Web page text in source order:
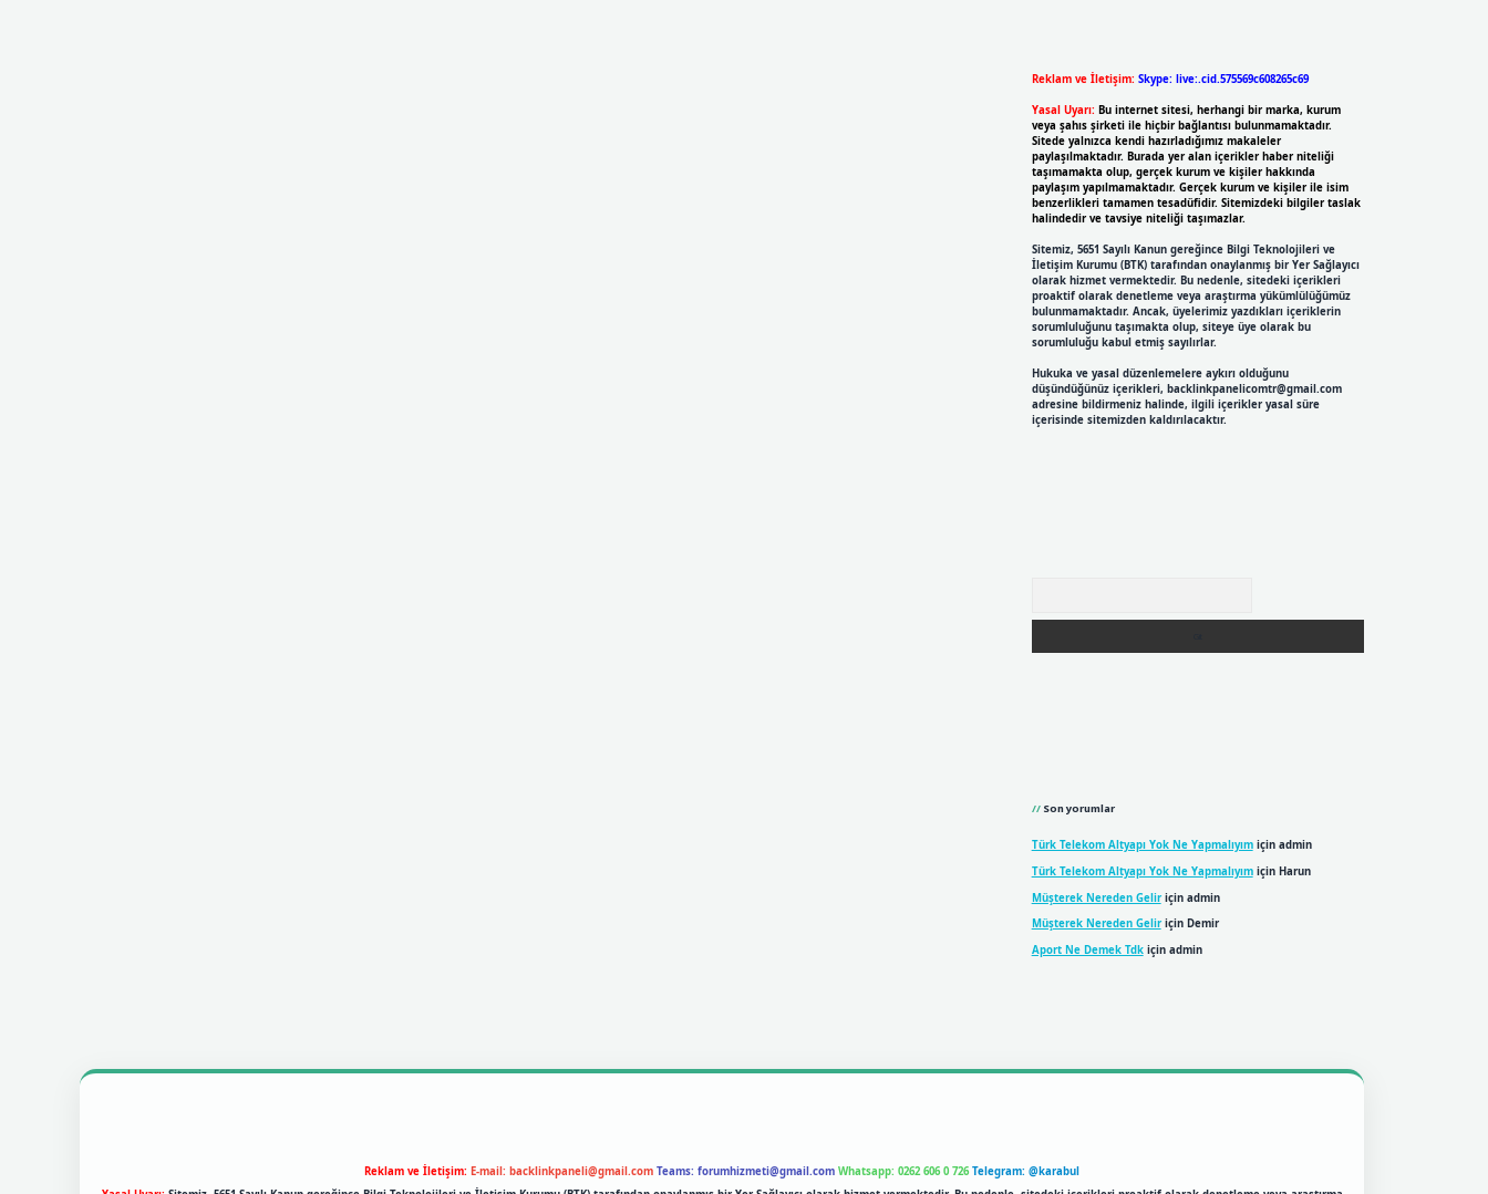
Reklam ve İletişim: Skype: live:.cid.575569c608265c69
Yasal Uyarı: Bu internet sitesi, herhangi bir marka, kurum
veya şahıs şirketi ile hiçbir bağlantısı bulunmamaktadır.
Sitede yalnızca kendi hazırladığımız makaleler
paylaşılmaktadır. Burada yer alan içerikler haber niteliği
taşımamakta olup, gerçek kurum ve kişiler hakkında
paylaşım yapılmamaktadır. Gerçek kurum ve kişiler ile isim
benzerlikleri tamamen tesadüfidir. Sitemizdeki bilgiler taslak
halindedir ve tavsiye niteliği taşımazlar.
Sitemiz, 5651 Sayılı Kanun gereğince Bilgi Teknolojileri ve
İletişim Kurumu (BTK) tarafından onaylanmış bir Yer Sağlayıcı
olarak hizmet vermektedir. Bu nedenle, sitedeki içerikleri
proaktif olarak denetleme veya araştırma yükümlülüğümüz
bulunmamaktadır. Ancak, üyelerimiz yazdıkları içeriklerin
sorumluluğunu taşımakta olup, siteye üye olarak bu
sorumluluğu kabul etmiş sayılırlar.
Hukuka ve yasal düzenlemelere aykırı olduğunu
düşündüğünüz içerikleri, backlinkpanelicomtr@gmail.com
adresine bildirmeniz halinde, ilgili içerikler yasal süre
içerisinde sitemizden kaldırılacaktır.
Son yorumlar
Türk Telekom Altyapı Yok Ne Yapmalıyımiçin admin
Türk Telekom Altyapı Yok Ne Yapmalıyımiçin Harun
Müşterek Nereden Geliriçin admin
Müşterek Nereden Geliriçin Demir
Aport Ne Demek Tdkiçin admin
Reklam ve İletişim: E-mail: backlinkpaneli@gmail.com Teams: forumhizmeti@gmail.com Whatsapp: 0262 606 0 726 Telegram: @karabul